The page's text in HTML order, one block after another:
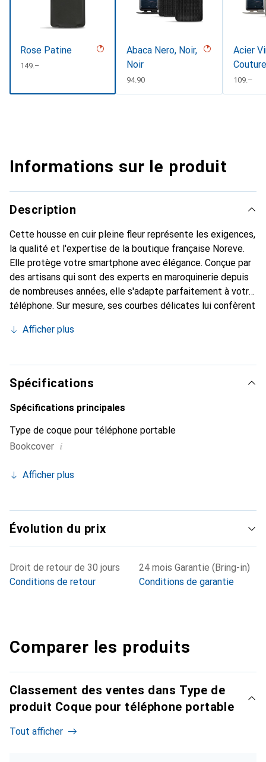
Rose Patine
CHF
149.–
Abaca Nero, Noir,
Noir
CHF
94.90
Acier
Couture
CHF
109.–
Informations sur le produit
Description
Cette housse en cuir pleine fleur représente les exigences,
la qualité et l'expertise de la boutique française Noreve.
Elle protège votre smartphone avec élégance. Conçue par
des artisans qui sont des experts en maroquinerie depuis
de nombreuses années, elle s'adapte parfaitement à votre
téléphone. Sur mesure, ses courbes délicates lui confèrent
et indispensable de votre smartphone. Reconnaître
marque Noreve est un choix sûr pour une clientèle
exigeante.
Afficher plus
Spécifications
Spécifications principales
Type de coque pour téléphone portable
Bookcover i
Afficher plus
Évolution du prix
Droit de retour de 30 jours
Conditions de retour
24 mois Garantie (Bring-in)
Conditions de garantie
Comparer les produits
Classement des ventes dans Type de
produit Coque pour téléphone portable
Tout afficher